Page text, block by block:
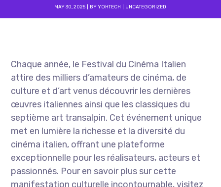
MAY 30, 2025 BYYOHTECH UNCATEGORIZED
Chaque année, le Festival du Cinéma Italien
attire des milliers d’amateurs de cinéma, de
culture et d’art venus découvrir les dernières
œuvres italiennes ainsi que les classiques du
septième art transalpin. Cet événement unique
met en lumière la richesse et la diversité du
cinéma italien, offrant une plateforme
exceptionnelle pour les réalisateurs, acteurs et
passionnés. Pour en savoir plus sur cette
manifestation culturelle incontournable, visitez